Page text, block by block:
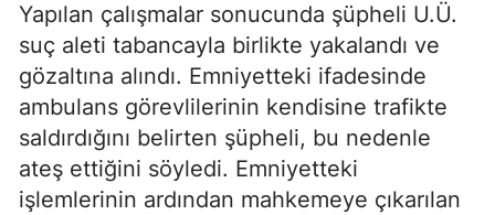
Yapılan çalışmalar sonucunda şüpheli U.Ü.
suç aleti tabancayla birlikte yakalandı ve
gözaltına alındı. Emniyetteki ifadesinde
ambulans görevlilerinin kendisine trafikte
saldırdığını belirten şüpheli, bu nedenle
ateş ettiğini söyledi. Emniyetteki
işlemlerinin ardından mahkemeye çıkarılan